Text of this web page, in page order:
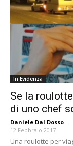
In Evidenza
Se la
di uno chef
Daniele Dal Dosso -
12 Febbraio 2017
Una roulotte per